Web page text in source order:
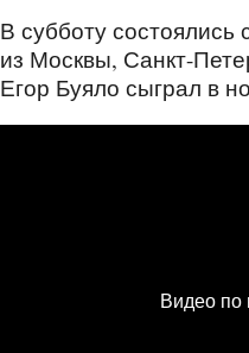
В субботу
из Москвы, Санкт-
Егор Буяло сыграл в